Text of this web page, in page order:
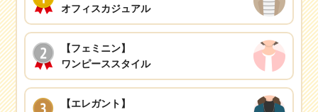
オフィスカジュアル
【フェミニン】
ワンピーススタイル
【エレガント】